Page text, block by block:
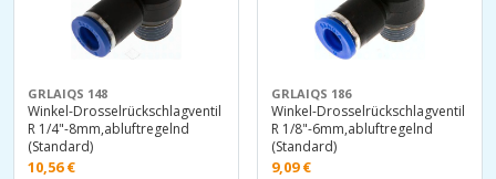
GRLAIQS 148
Winkel-Drosselrückschlagventil
R 1/4"-8mm,abluftregelnd
(Standard)
10,56€
GRLAIQS 186
Winkel-Drosselrückschlagventil
R 1/8"-6mm,abluftregelnd
(Standard)
9,09€